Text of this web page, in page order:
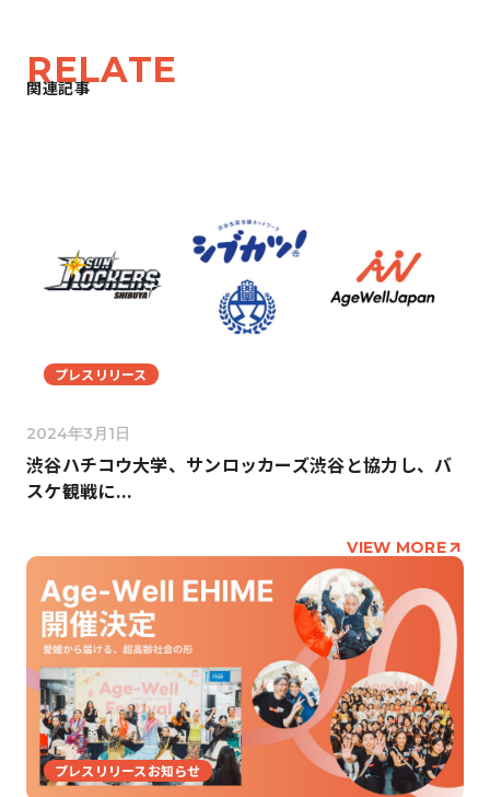
RELATE
関連記事
プレスリリース
2024年3月1日
渋谷ハチコウ大学、サンロッカーズ渋谷と協力し、バ
スケ観戦に...
VIEW MORE
プレスリリースお知らせ